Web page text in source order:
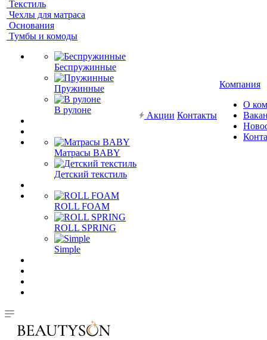
Текстиль
Чехлы для матраса
Основания
Тумбы и комоды
Беспружинные
Пружинные
В рулоне
Матрасы BABY
Детский текстиль
ROLL FOAM
ROLL SPRING
Simple
Акции Контакты
Компания
О